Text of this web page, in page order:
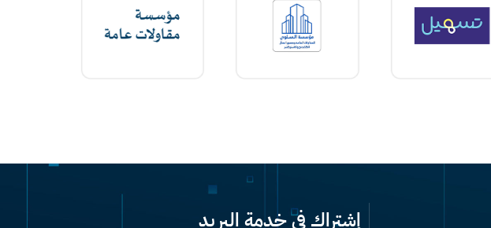
إشتراك في خدمة البريد